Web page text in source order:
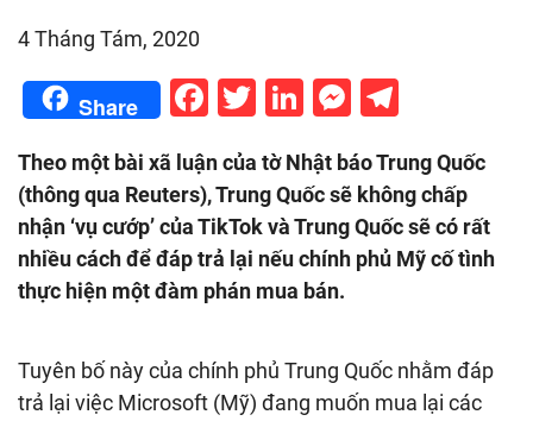
4 Tháng Tám, 2020
Share Facebook
Twitter
LinkedIn
Theo một bài xã luận của tờ Nhật báo Trung Quốc
(thông qua Reuters), Trung Quốc sẽ không chấp
nhận ‘vụ cướp’ của TikTok và Trung Quốc sẽ có rất
nhiều cách để đáp trả lại nếu chính phủ Mỹ cố tình
thực hiện một đàm phán mua bán.
Tuyên bố này của chính phủ Trung Quốc nhằm đáp
trả lại việc Microsoft (Mỹ) đang muốn mua lại các